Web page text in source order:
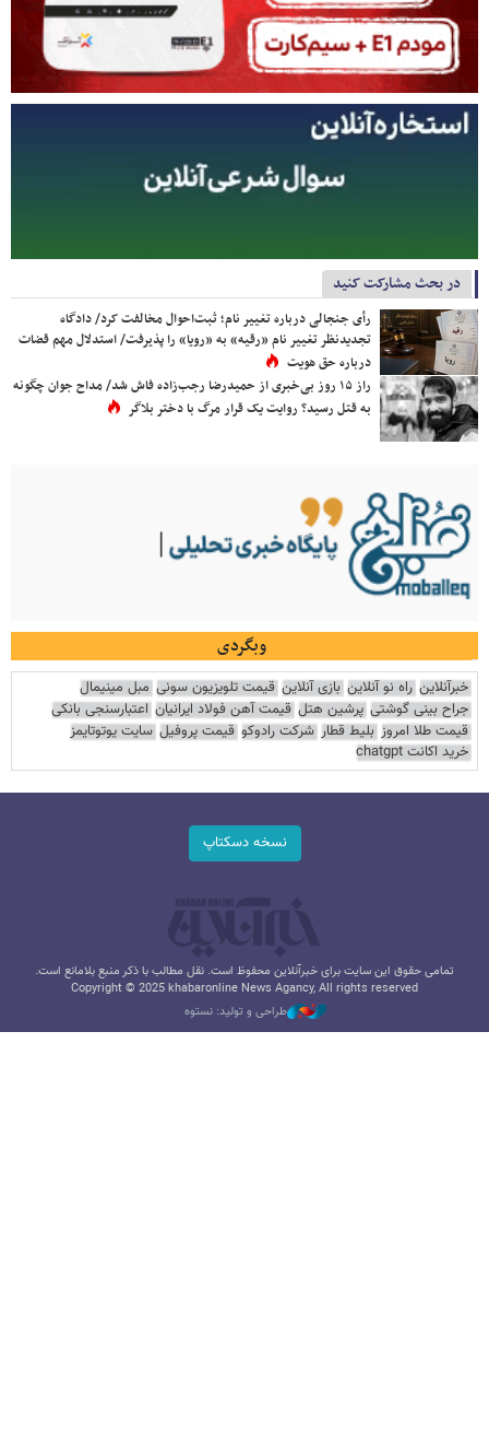
در بحث مشارکت کنید
رأی جنجالی درباره تغییر نام؛ ثبت‌احوال مخالفت کرد/ دادگاه
تجدیدنظر تغییر نام «رقیه» به «رویا» را پذیرفت/ استدلال مهم قضات
درباره حق هویت
راز ۱۵ روز بی‌خبری از حمیدرضا رجب‌زاده فاش شد/ مداح جوان چگونه
به قتل رسید؟ روایت یک قرار مرگ با دختر بلاگر
وبگردی
خبرآنلاین راه نو آنلاین بازی آنلاین قیمت تلویزیون سونی مبل مینیمال
جراح بینی گوشتی پرشین هتل قیمت آهن فولاد ایرانیان اعتبارسنجی بانکی
قیمت طلا امروز بلیط قطار شرکت رادوکو قیمت پروفیل سایت یوتوتایمز
خرید اکانت chatgpt
نسخه دسکتاپ
تمامی حقوق این سایت برای خبرآنلاین محفوظ است. نقل مطالب با ذکر منبع بلامانع است.
Copyright © 2025 khabaronline News Agancy, All rights reserved
طراحی و تولید: نستوه